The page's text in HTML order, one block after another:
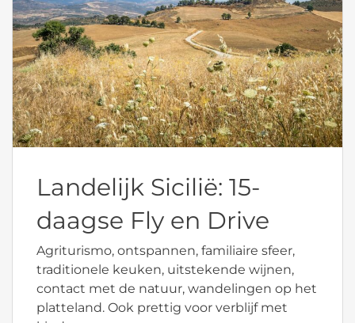
Landelijk Sicilië: 15-
daagse Fly en Drive
Agriturismo, ontspannen, familiaire sfeer,
traditionele keuken, uitstekende wijnen,
contact met de natuur, wandelingen op het
platteland. Ook prettig voor verblijf met